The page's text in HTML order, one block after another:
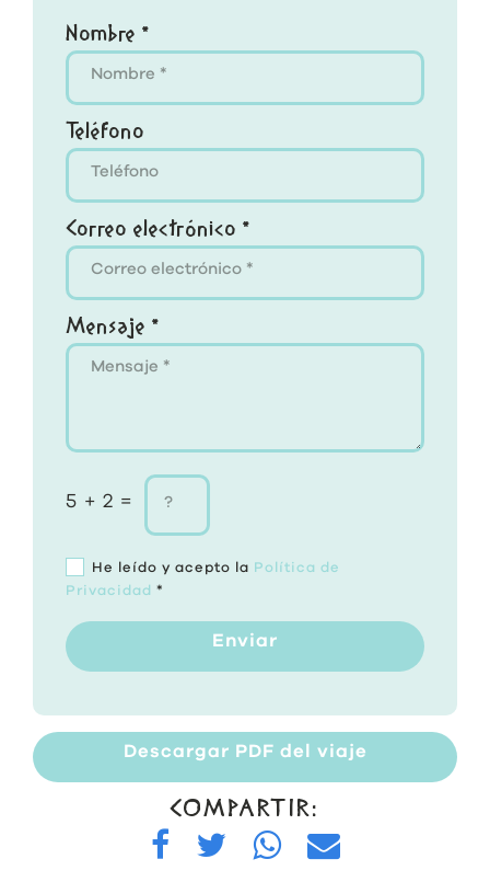
Nombre *
Teléfono
Correo electrónico *
Mensaje *
5 + 2 =
He leído y acepto la Política de
Privacidad *
Enviar
Descargar PDF del viaje
COMPARTIR: